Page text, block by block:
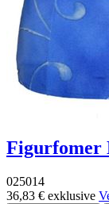
Figurfomer
025014
36,83 € exklusive